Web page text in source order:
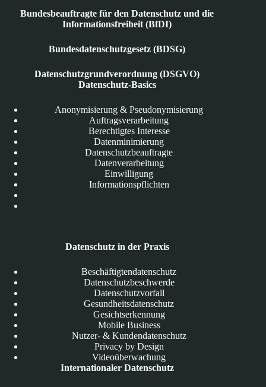
Bundesbeauftragte für den Datenschutz und die
Informationsfreiheit (BfDI)
Bundesdatenschutzgesetz (BDSG)
Datenschutzgrundverordnung (DSGVO)
Datenschutz-Basics
Anonymisierung & Pseudonymisierung
Auftragsverarbeitung
Berechtigtes Interesse
Datenminimierung
Datenschutzbeauftragte
Datenverarbeitung
Einwilligung
Informationspflichten
Datenschutz in der Praxis
Beschäftigtendatenschutz
Datenschutzbeschwerde
Datenschutzvorfall
Gesundheitsdatenschutz
Gesichtserkennung
Mobile Business
Nutzer- & Kundendatenschutz
Privacy by Design
Videoüberwachung
Internationaler Datenschutz